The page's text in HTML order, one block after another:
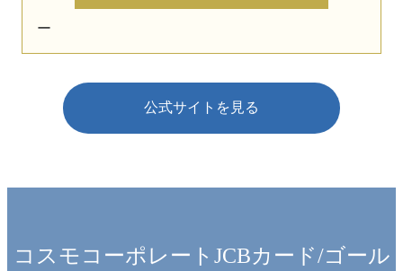
ー
公式サイトを見る
コスモコーポレートJCBカード/ゴール